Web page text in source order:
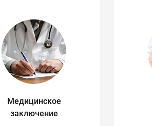
Медицинское
заключение